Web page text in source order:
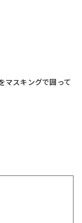
マスキングで囲って